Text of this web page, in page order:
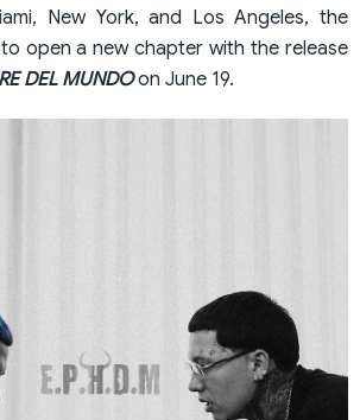
New York, and Los Angeles, the
open a new chapter with the release
DEL MUNDOon June 19.